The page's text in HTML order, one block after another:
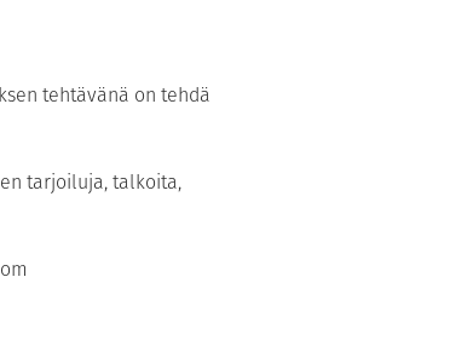
tehtävänä on tehdä
tarjoiluja, talkoita,